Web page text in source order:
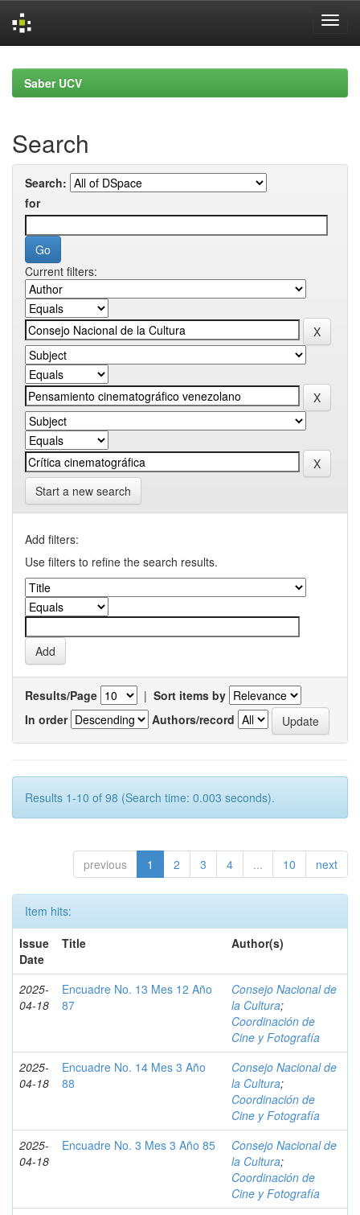
navigationSaber UCV
Search
Search:
for
Current filters:
Start a new search
Add filters:
Use filters to refine the search results.
Results/Page | Sort items by
In order
Authors/record
Results 1-10 of 98 (Search time: 0.003 seconds).
previous 1 2 3 4 ... 10 next
Item hits:
Issue
Date
Title Author(s)
2025-
04-18
Encuadre No. 13 Mes 12 Año
87
Consejo Nacional de
la Cultura;
Coordinación de
Cine y Fotografía
2025-
04-18
Encuadre No. 14 Mes 3 Año
88
Consejo Nacional de
la Cultura;
Coordinación de
Cine y Fotografía
2025-
04-18
Encuadre No. 3 Mes 3 Año 85
Consejo Nacional de
la Cultura;
Coordinación de
Cine y Fotografía